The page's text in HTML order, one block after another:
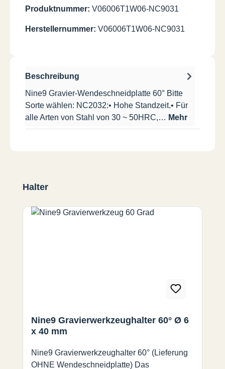
Produktnummer: V06006T1W06-NC9031
Herstellernummer: V06006T1W06-NC9031
Beschreibung
Nine9 Gravier-Wendeschneidplatte 60° Bitte
Sorte wählen: NC2032:• Hohe Standzeit.• Für
alle Arten von Stahl von 30 ~ 50HRC,… Mehr
Produktgalerie überspringen
Halter
Nine9 Gravierwerkzeughalter 60° Ø 6
x 40 mm
Nine9 Gravierwerkzeughalter 60° (Lieferung
OHNE Wendeschneidplatte) Das